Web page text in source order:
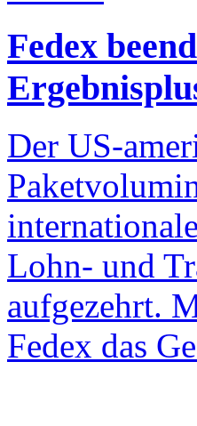
Fedex
Der US-
Lohn- und
aufgezehrt.
Fedex das